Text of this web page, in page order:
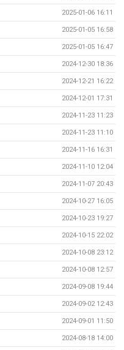
2025-01-06 16:11
2025-01-05 16:58
2025-01-05 16:47
2024-12-30 18:36
2024-12-21 16:22
2024-12-01 17:31
2024-11-23 11:23
2024-11-23 11:10
2024-11-16 16:31
2024-11-10 12:04
2024-11-07 20:43
2024-10-27 16:05
2024-10-23 19:27
2024-10-15 22:02
2024-10-08 23:12
2024-10-08 12:57
2024-09-08 19:44
2024-09-02 12:43
2024-09-01 11:50
2024-08-18 14:00